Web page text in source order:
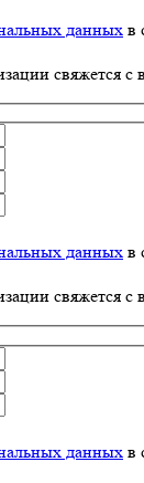
данных в
свяжется с
данных в
свяжется с
данных в